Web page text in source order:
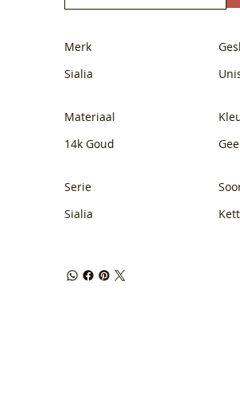
Merk
Sialia
Materiaal
14k Goud
Serie
Sialia